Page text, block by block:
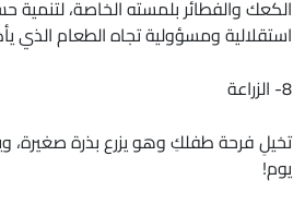
الكعك والفطائر بلمسته الخاصة، لتنمية
استقلالية ومسؤولية تجاه الطعام الذي
8- الزراعة
تخيلِ فرحة طفلكِ وهو يزرع بذرة صغيرة،
يوم!